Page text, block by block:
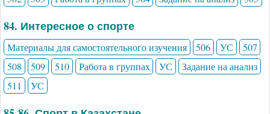
84. Интересное о спорте
Материалы для самостоятельного изучения 506 УС
507
508
509 510 Работа в группах УС
Задание на анализ
511
УС